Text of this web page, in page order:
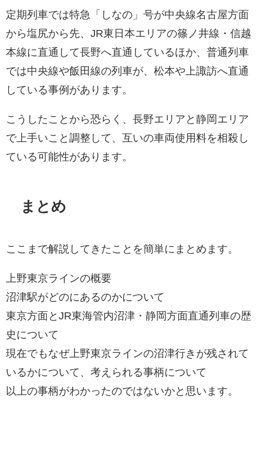
定期列車では特急「しなの」号が中央線名古屋方面
から塩尻から先、JR東日本エリアの篠ノ井線・信越
本線に直通して長野へ直通しているほか、普通列車
では中央線や飯田線の列車が、松本や上諏訪へ直通
している事例があります。
こうしたことから恐らく、長野エリアと静岡エリア
で上手いこと調整して、互いの車両使用料を相殺し
ている可能性があります。
まとめ
ここまで解説してきたことを簡単にまとめます。
上野東京ラインの概要
沼津駅がどのにあるのかについて
東京方面とJR東海管内沼津・静岡方面直通列車の歴
史について
現在でもなぜ上野東京ラインの沼津行きが残されて
いるかについて、考えられる事柄について
以上の事柄がわかったのではないかと思います。